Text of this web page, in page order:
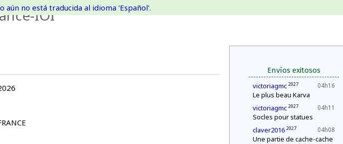
IOI
no está traducida al idioma 'Español'.
Envíos exitosos
04h16
victoriagmc 2027
Le plus beau Karva
04h11
victoriagmc 2027
Socles pour statues
04h08
claver2016 2027
Une partie de cache-cache